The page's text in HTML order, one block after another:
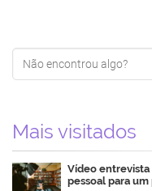
Mais visitados
Vídeo entrevista
pessoal para